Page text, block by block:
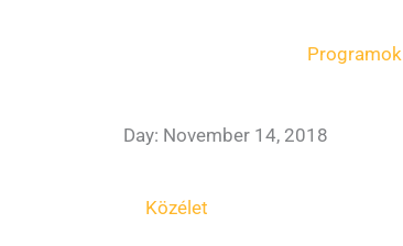
Programok
Day: November 14, 2018
Közélet